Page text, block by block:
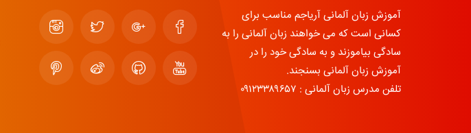
آموزش زبان آلمانی آریاجم مناسب برای
کسانی است که می خواهند زبان آلمانی را به
سادگی بیاموزند و به سادگی خود را در
آموزش زبان آلمانی بسنجند.
تلفن مدرس زبان آلمانی : ۰۹۱۲۳۳۸۹۶۵۷